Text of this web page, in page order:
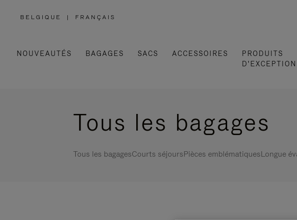
BELGIQUE
,
| FRANÇAIS
NOUVEAUTÉS BAGAGES SACS ACCESSOIRES
PRODUITS
D'EXCEPTION
Tous les bagages
Tous les bagagesCourts séjoursPièces emblématiquesLongue